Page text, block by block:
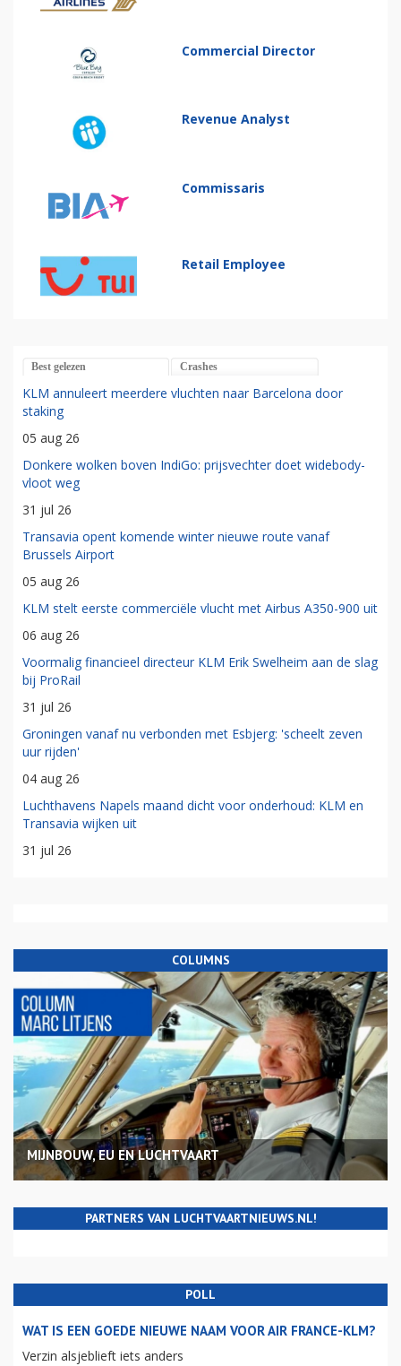
Commercial Director
Revenue Analyst
Commissaris
Retail Employee
Best gelezen Crashes
KLM annuleert meerdere vluchten naar Barcelona door
staking
05 aug 26
Donkere wolken boven IndiGo: prijsvechter doet widebody-
vloot weg
31 jul 26
Transavia opent komende winter nieuwe route vanaf
Brussels Airport
05 aug 26
KLM stelt eerste commerciële vlucht met Airbus A350-900 uit
06 aug 26
Voormalig financieel directeur KLM Erik Swelheim aan de slag
bij ProRail
31 jul 26
Groningen vanaf nu verbonden met Esbjerg: 'scheelt zeven
uur rijden'
04 aug 26
Luchthavens Napels maand dicht voor onderhoud: KLM en
Transavia wijken uit
31 jul 26
COLUMNS
MIJNBOUW, EU EN LUCHTVAART
PARTNERS VAN LUCHTVAARTNIEUWS.NL!
POLL
WAT IS EEN GOEDE NIEUWE NAAM VOOR AIR FRANCE-KLM?
Verzin alsjeblieft iets anders